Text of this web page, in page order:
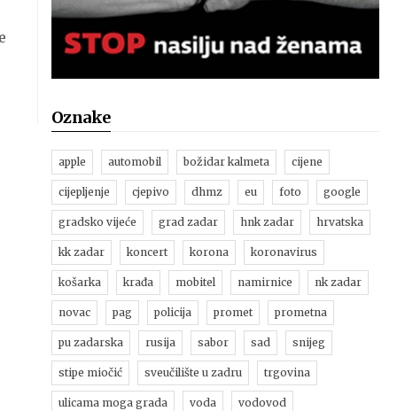
Oznake
apple automobil božidar kalmeta cijene
cijepljenje cjepivo dhmz eu foto google
gradsko vijeće grad zadar hnk zadar hrvatska
kk zadar koncert korona koronavirus
košarka krađa mobitel namirnice nk zadar
novac pag policija promet prometna
pu zadarska rusija sabor sad snijeg
stipe miočić sveučilište u zadru trgovina
ulicama moga grada voda vodovod